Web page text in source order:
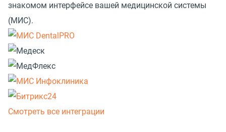
знакомом интерфейсе вашей медицинской системы
(МИС).
Смотреть все интеграции